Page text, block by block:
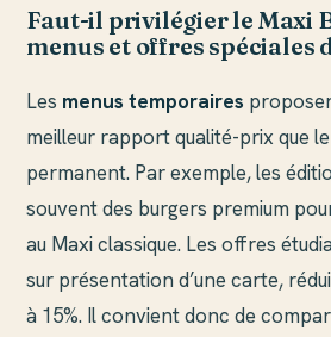
Faut-il privilégier le Maxi
menus et offres spéciales
Les menus temporaires
meilleur rapport qualité-prix que
permanent. Par exemple, les
souvent des burgers premium
au Maxi classique. Les offres
sur présentation d’une carte,
à 15%. Il convient donc de